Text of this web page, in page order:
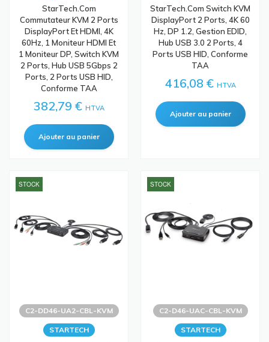
StarTech.com
Commutateur KVM 2 Ports
DisplayPort Et HDMI, 4K
60Hz, 1 Moniteur HDMI Et
1 Moniteur DP, Switch KVM
2 Ports, Hub USB 5Gbps 2
Ports, 2 Ports USB HID,
Conforme TAA
382,79 € HTVA
StarTech.com Switch KVM
DisplayPort 2 Ports, 4K 60
Hz, DP 1.2, Gestion EDID,
Hub USB 3.0 2 Ports, 4
Ports USB HID, Conforme
TAA
416,08 € HTVA
STOCK
C2-DD46-UA2-CBL-KVM
STARTECH
STOCK
C2-D46-UAC-CBL-KVM
STARTECH